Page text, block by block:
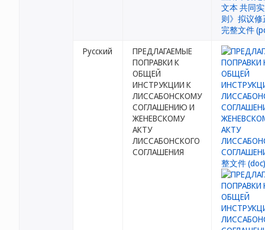
Русский
ПРЕДЛАГАЕМЫЕ
ПОПРАВКИ К
ОБЩЕЙ
ИНСТРУКЦИИ К
ЛИССАБОНСКОМУ
СОГЛАШЕНИЮ И
ЖЕНЕВСКОМУ
АКТУ
ЛИССАБОНСКОГО
СОГЛАШЕНИЯ